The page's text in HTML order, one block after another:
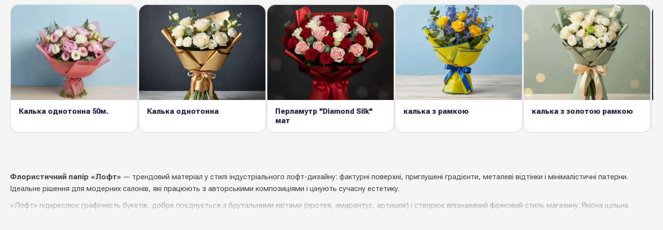
Калька однотонна 50м. Калька однотонна
Перламутр "Diamond Silk"
мат
калька з рамкою калька з золотою рамкою
Флористичний папір «Лофт» — трендовий матеріал у стилі індустріального лофт-дизайну: фактурні поверхні, приглушені градієнти, металеві відтінки і мінімалістичні патерни.
Ідеальне рішення для модерних салонів, які працюють з авторськими композиціями і цінують сучасну естетику.
«Лофт» підкреслює графічність букетів, добре поєднується з брутальними квітами (протея, амарантус, артишок) і створює впізнаваний фірмовий стиль магазину. Якісна щільна